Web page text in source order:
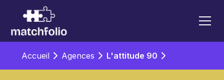
Accueil Agences L'attitude 90